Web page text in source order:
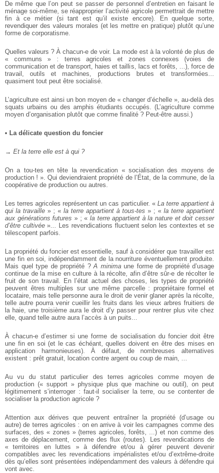
De même que l’on peut se passer de personnel d’entretien en faisant le
ménage soi-même, se réapproprier l’activité agricolepermettrait de mettre
fin à ce métier (si tant est qu’il existe encore). Enquelque sorte,
revendiquer des valeurs morales (et les mettre en pratique) plutôt qu’une
forme de corporatisme.
Quelles valeurs ? À chacun-e de voir. La mode est à la volonté de plus de
« communs » : terres agricoles et zones connexes (voies de
communication et de transport, haies et taillis, lacs et forêts, ...), forcede
travail, outils et machines, productions brutes et transformées...
quasiment tout peut être socialisé.
L’agriculture est ainsi un bon moyen de « changer d’échelle », au-delà des
squats urbains ou des amphis étudiants occupés.
(L’agriculture comme
moyen d’organisation plutôt que comme finalité ? Peut-être aussi.)
• La délicate question du foncier
→ Et la terre elle est à qui ?
On a tou-tes en tête la revendication « socialisation des moyens de
production ! ». Qui deviendraient propriété de l’État, de lacommune, de la
coopérative de production ou autres.
Les terres agricoles représentent un cas particulier. « La terreappartient à
qui la travaille » ; « la terre appartient à tous-tes » ; « la terre appartient
aux générations futures » ; « la terre appartient à la nature et doit cesser
d’être cultivée»... Les revendications fluctuent selon les contextes et se
télescopent parfois.
La propriété du foncier est essentielle, sauf à considérer que travailler est
une fin en soi, indépendamment de la nourriture éventuellement produite.
Mais quel type de propriété ? A minimaune forme de propriété d’usage
continue de la mise en culture à la récolte, afin d’être sûr-e de récolter le
fruit de son travail. En l’état actuel des choses, les types de propriété
peuvent êtres multiples sur une même parcelle : propriétaire formel et
locataire, mais telle personne aura le droit de venir glaner après la récolte,
telle autre pourra venir cueillirles fruits dans les vieux arbres fruitiers de
la haie, une troisième aura le droit d’y passer pour rentrer plus vite chez
elle, quand telle autre aura l’accès à un puits...
À chacun-e d’estimer si une forme de socialisation du foncierdoit être
une fin en soi (et le cas échéant, quelles doivent en être des mises en
application harmonieuses). À défaut, de nombreuses alternatives
existent : prêt gratuit, location contre argent ou coup de main, ...
Au vu du statut particulier des terres agricoles comme moyen de
production (« support » physique plus que machine ou outil), on peut
légitimement s’interroger : faut-il socialiser la terre, ou se contenter de
socialiser la production agricole ?
Attention aux dérives que peuvent entraîner la propriété (d’usage ou
autre) de terres agricoles : on en arrive à voir les campagnes comme des
surfaces, des « zones » (terres agricoles, forêts, ...) et noncomme des
axes de déplacement, comme des flux (routes). Les revendications de
« territoires en luttes » à défendre et/ou à gérer peuvent devenir
compatibles avec les revendications impérialistes et/ou d’extrême-droite
dès qu’elles sont présentées indépendammentdes valeurs à défendre qui
vont avec.